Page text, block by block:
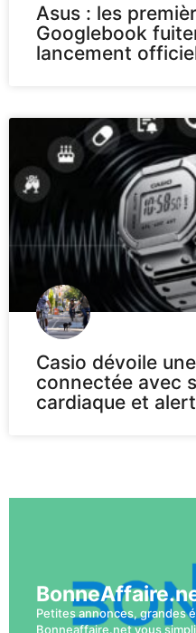
Asus : les
Googlebook
lancement
Casio dévoile
connectée avec
cardiaque et
Petites annonces, grandes
Bonneaffaire.net vous